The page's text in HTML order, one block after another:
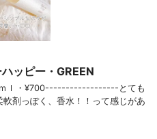
ッピー・GREEN
ｍｌ・¥700------------------とても
剤っぽく、香水！！って感じがあ